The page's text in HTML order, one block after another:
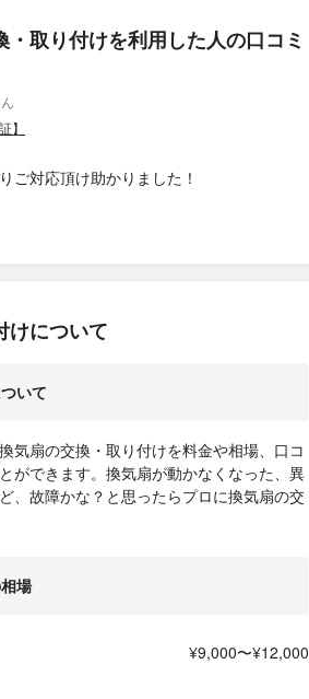
取り付けを利用した人の口コミ
】
ご対応頂け助かりました！
けについて
いて
気扇の交換・取り付けを料金や相場、口コ
ができます。換気扇が動かなくなった、異
、故障かな？と思ったらプロに換気扇の交
場
¥9,000〜¥12,000